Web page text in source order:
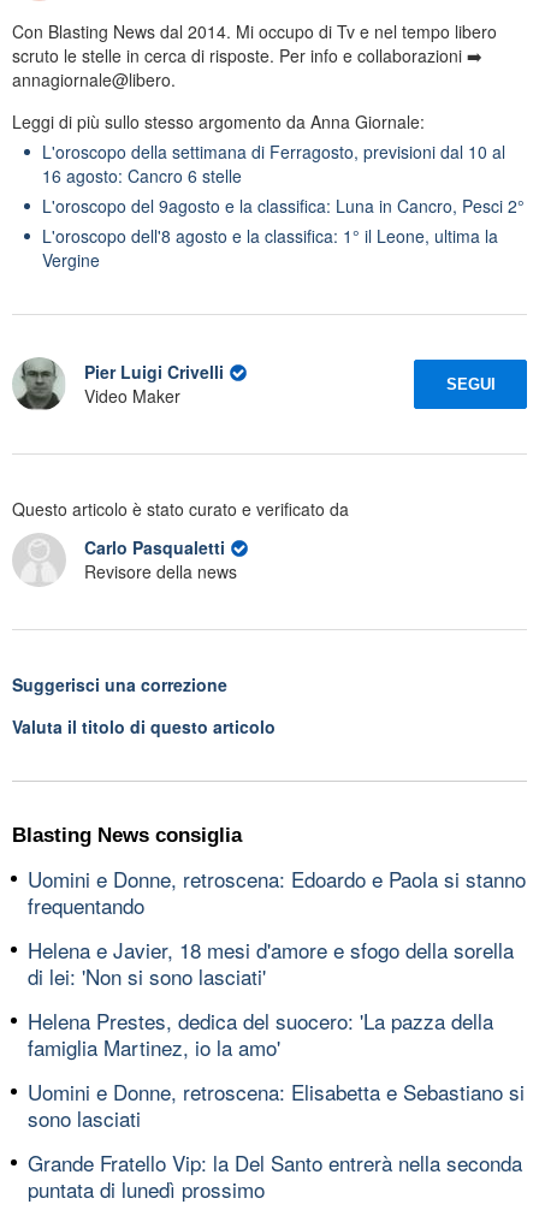
Con Blasting News dal 2014. Mi occupo di Tv e nel tempo libero
scruto le stelle in cerca di risposte. Per info e collaborazioni ➡️
annagiornale@libero.
Leggi di più sullo stesso argomento da Anna Giornale:
L'oroscopo della settimana di Ferragosto, previsioni dal 10 al
16 agosto: Cancro 6 stelle
L'oroscopo del 9agosto e la classifica: Luna in Cancro, Pesci 2°
L'oroscopo dell'8 agosto e la classifica: 1° il Leone, ultima la
Vergine
Pier Luigi Crivelli
Video Maker
SEGUI
Questo articolo è stato curato e verificato da
Carlo Pasqualetti
Revisore della news
Suggerisci una correzione
Valuta il titolo di questo articolo
Blasting News consiglia
Uomini e Donne, retroscena: Edoardo e Paola si stanno
frequentando
Helena e Javier, 18 mesi d'amore e sfogo della sorella
di lei: 'Non si sono lasciati'
Helena Prestes, dedica del suocero: 'La pazza della
famiglia Martinez, io la amo'
Uomini e Donne, retroscena: Elisabetta e Sebastiano si
sono lasciati
Grande Fratello Vip: la Del Santo entrerà nella seconda
puntata di lunedì prossimo